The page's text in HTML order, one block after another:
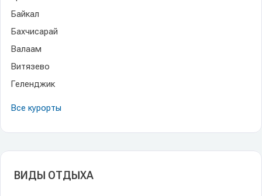
Байкал
Бахчисарай
Валаам
Витязево
Геленджик
Все курорты
ВИДЫ ОТДЫХА